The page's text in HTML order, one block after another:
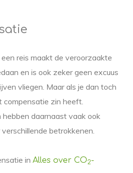
reis maakt de veroorzaakte
en is ook zeker geen excuus
vliegen. Maar als je dan toch
zin heeft.
daarnaast vaak ook
betrokkenen.
in Alles over CO2-